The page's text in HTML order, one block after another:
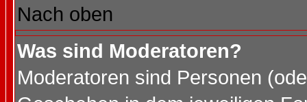
Nach oben
Was sind Moderatoren?
Moderatoren sind Personen